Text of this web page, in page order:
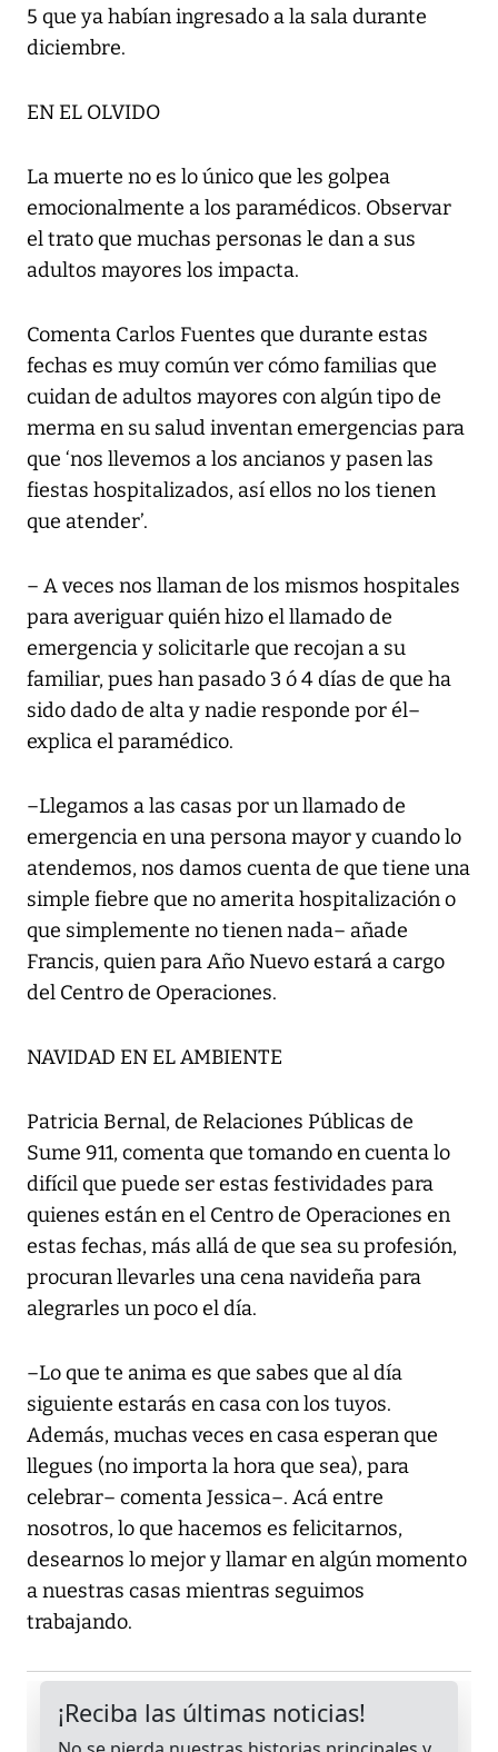
5 que ya habían ingresado a la sala durante
diciembre.
EN EL OLVIDO
La muerte no es lo único que les golpea
emocionalmente a los paramédicos. Observar
el trato que muchas personas le dan a sus
adultos mayores los impacta.
Comenta Carlos Fuentes que durante estas
fechas es muy común ver cómo familias que
cuidan de adultos mayores con algún tipo de
merma en su salud inventan emergencias para
que ‘nos llevemos a los ancianos y pasen las
fiestas hospitalizados, así ellos no los tienen
que atender’.
– A veces nos llaman de los mismos hospitales
para averiguar quién hizo el llamado de
emergencia y solicitarle que recojan a su
familiar, pues han pasado 3 ó 4 días de que ha
sido dado de alta y nadie responde por él–
explica el paramédico.
–Llegamos a las casas por un llamado de
emergencia en una persona mayor y cuando lo
atendemos, nos damos cuenta de que tiene una
simple fiebre que no amerita hospitalización o
que simplemente no tienen nada– añade
Francis, quien para Año Nuevo estará a cargo
del Centro de Operaciones.
NAVIDAD EN EL AMBIENTE
Patricia Bernal, de Relaciones Públicas de
Sume 911, comenta que tomando en cuenta lo
difícil que puede ser estas festividades para
quienes están en el Centro de Operaciones en
estas fechas, más allá de que sea su profesión,
procuran llevarles una cena navideña para
alegrarles un poco el día.
–Lo que te anima es que sabes que al día
siguiente estarás en casa con los tuyos.
Además, muchas veces en casa esperan que
llegues (no importa la hora que sea), para
celebrar– comenta Jessica–. Acá entre
nosotros, lo que hacemos es felicitarnos,
desearnos lo mejor y llamar en algún momento
a nuestras casas mientras seguimos
trabajando.